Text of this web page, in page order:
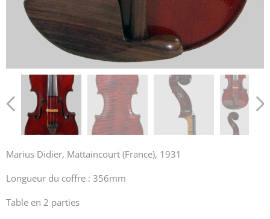
Marius Didier, Mattaincourt (France), 1931
Longueur du coffre : 356mm
Table en 2 parties